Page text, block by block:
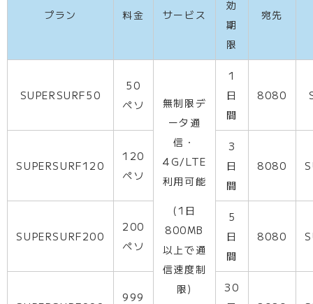
プラン 料金 サービス
効
期
限
宛先
SUPERSURF50
50
ペソ
無制限デ
ータ通
信・
4G/LTE
利用可能
(1日
800MB
以上で通
信速度制
限)
1
日
間
8080
SUPERSURF120
120
ペソ
3
日
間
8080
SUPERSURF200
200
ペソ
5
日
間
8080
999
30